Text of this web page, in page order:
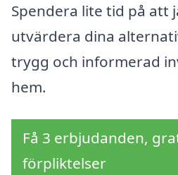
Spendera lite tid på att
utvärdera dina
trygg och informerad
hem.
Få 3 erbjudanden,
förpliktelser